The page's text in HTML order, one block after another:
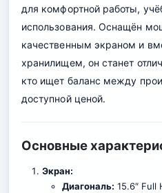
для комфортной работы,
использования. Оснащён
качественным экраном и
хранилищем, он станет
кто ищет баланс между
доступной ценой.
Основные
Экран:
Диагональ: 15.6″ Full